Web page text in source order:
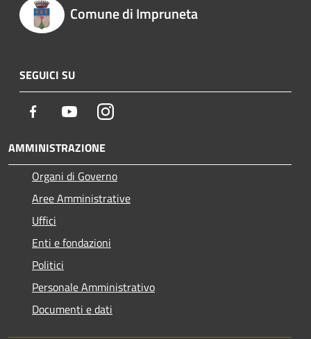
Comune di Impruneta
SEGUICI SU
Facebook YoutubeInstagram
AMMINISTRAZIONE
Organi di Governo
Aree Amministrative
Uffici
Enti e fondazioni
Politici
Personale Amministrativo
Documenti e dati